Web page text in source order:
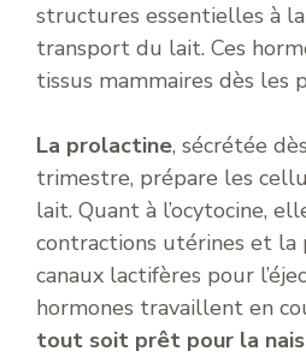
structures essentielles à
transport du lait. Ces
tissus mammaires dès les
La prolactine, sécrétée
trimestre, prépare les
lait. Quant à l’ocytocine,
contractions utérines et la
canaux lactifères pour
hormones travaillent en
tout soit prêt pour la